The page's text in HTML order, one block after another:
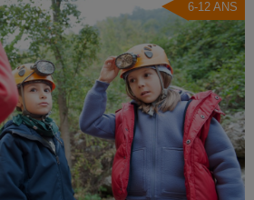
6-12 ANS